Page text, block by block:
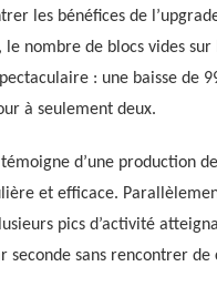
les bénéfices de
nombre de blocs vides sur
: une baisse de
à seulement deux.
d’une production
et efficace.
pics d’activité
seconde sans rencontrer de